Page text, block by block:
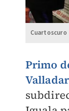
Cuartoscuro
Primo